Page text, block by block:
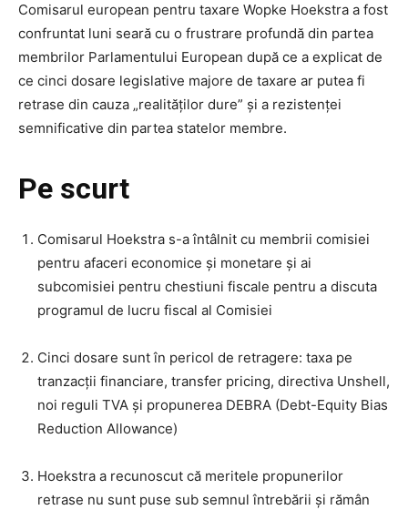
Comisarul european pentru taxare Wopke Hoekstra a fost
confruntat luni seară cu o frustrare profundă din partea
membrilor Parlamentului European după ce a explicat de
ce cinci dosare legislative majore de taxare ar putea fi
retrase din cauza „realităților dure” și a rezistenței
semnificative din partea statelor membre.
Pe scurt
Comisarul Hoekstra s-a întâlnit cu membrii comisiei
pentru afaceri economice și monetare și ai
subcomisiei pentru chestiuni fiscale pentru a discuta
programul de lucru fiscal al Comisiei
Cinci dosare sunt în pericol de retragere: taxa pe
tranzacții financiare, transfer pricing, directiva Unshell,
noi reguli TVA și propunerea DEBRA (Debt-Equity Bias
Reduction Allowance)
Hoekstra a recunoscut că meritele propunerilor
retrase nu sunt puse sub semnul întrebării și rămân